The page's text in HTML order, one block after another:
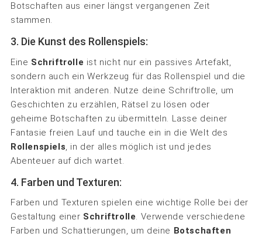
Botschaften aus einer längst vergangenen Zeit
stammen.
3. Die Kunst des Rollenspiels:
Eine Schriftrolle ist nicht nur ein passives Artefakt,
sondern auch ein Werkzeug für das Rollenspiel und die
Interaktion mit anderen. Nutze deine Schriftrolle, um
Geschichten zu erzählen, Rätsel zu lösen oder
geheime Botschaften zu übermitteln. Lasse deiner
Fantasie freien Lauf und tauche ein in die Welt des
Rollenspiels , in der alles möglich ist und jedes
Abenteuer auf dich wartet.
4. Farben und Texturen:
Farben und Texturen spielen eine wichtige Rolle bei der
Gestaltung einer Schriftrolle. Verwende verschiedene
Farben und Schattierungen, um deine Botschaften